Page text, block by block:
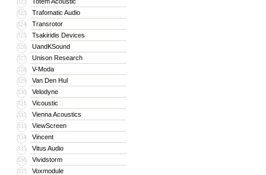
322
323 Trafomatic Audio
324 Transrotor
325 Tsakiridis Devices
326 UandKSound
327 Unison Research
328 V-Moda
329 Van Den Hul
330 Velodyne
331 Vicoustic
332 Vienna Acoustics
333 ViewScreen
334 Vincent
335 Vitus Audio
336 Vividstorm
337 Voxmodule